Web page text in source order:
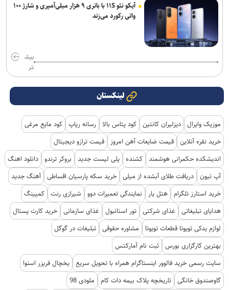
آیکو نئو ۱۱S با باتری ۹ هزار میلی‌آمپری و شارژ ۱۰۰
واتی رکورد می‌زند
بیش
تر
لینکستان
موزیک وایرال دیزلیران کانتین کود پتاس بالا رسانه رپاپ کود مایع مرغی
خرید نقره آنلاین قیمت ضایعات آهن امروز
قیمت ترازو دیجیتال
اندیشکده حکمرانی هوشمند کشنده پلی لیست جدید بروکر ترندو دانلود اهنگ
آپ تیون دریافت طلای آبشده از میلی خرید سکه پارسیان اقساطی آهنگ جدید
خرید استارز تلگرام هتل یار نمایندگی تعمیرات دوو شیرازی رنت کمپینگ
هدایای تبلیغاتی
غذای شرکتی تور استانبول غذای سازمانی خرید کارت پستال
لوازم یدکی تویوتا قطعات تویوتا
مشاوره حقوقی تبلیغات در گوگل
بهترین کارگزاری بورس ثبت نام آمارکتس
سایت رسمی خرید فالوور اینستاگرام همراه با تحویل سریع یخچال فریزر اسنوا
گاوصندوق خانگی تاریخچه پلاک بیمه دات کام
ملودی 98